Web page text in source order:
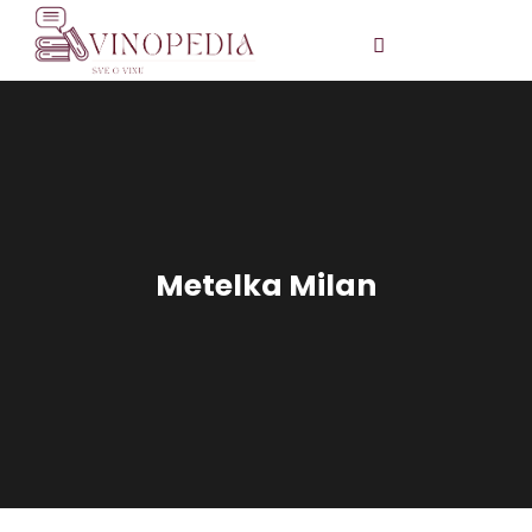
Metelka Milan